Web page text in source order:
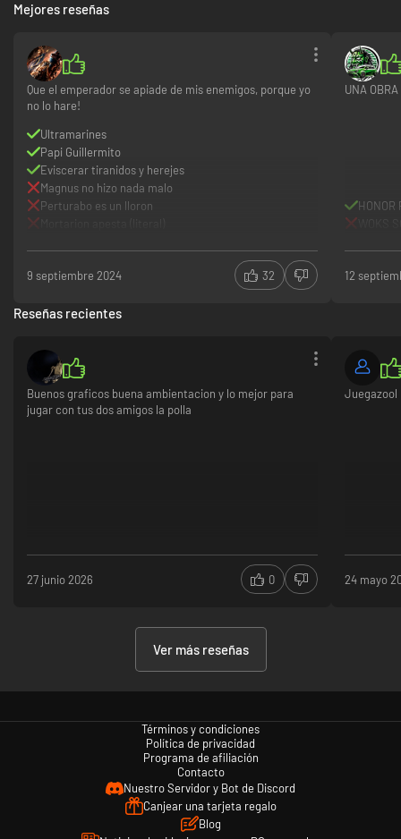
Mejores reseñas
Que el emperador se apiade de mis enemigos, porque yo
no lo hare!
Ultramarines
Papi Guillermito
Eviscerar tiranidos y herejes
Magnus no hizo nada malo
Perturabo es un lloron
9 septiembre 2024 32
UNA
HONOR
12
Reseñas recientes
Buenos graficos buena ambientacion y lo mejor para
jugar con tus dos amigos la polla
27 junio 2026 0
Juegazool
24 mayo
Ver más reseñas
Términos y condiciones
Política de privacidad
Programa de afiliación
Contacto
Nuestro Servidor y Bot de Discord
Canjear una tarjeta regalo
Blog